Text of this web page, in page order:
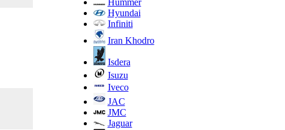
Hyundai
Infiniti
Iran Khodro
Isdera
Isuzu
Iveco
JAC
JMC
Jaguar